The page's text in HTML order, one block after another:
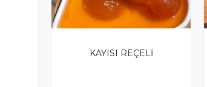
KAYISI REÇELİ